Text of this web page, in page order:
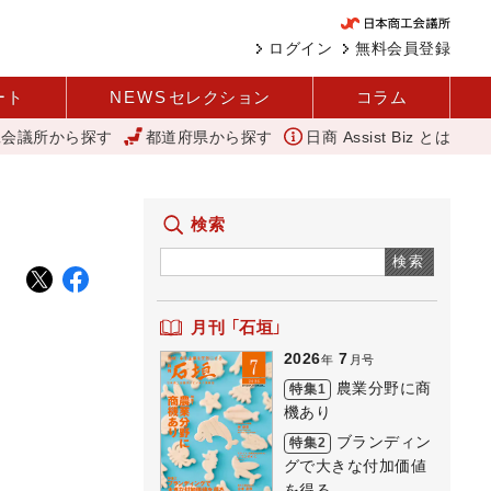
無料会員登録
ログイン
ト NEWS セレクション コラム
1社当たり売上高2.1億円に 中企庁 「あったらいいね」を商品化
議所から探す 都道府県から探す 日商 Assist Biz とは
検索
検索
月刊 「石垣」
2026年 7 月号
特集1
農業分野に商
機あり
特集2
ブランディン
グで大きな付加価値